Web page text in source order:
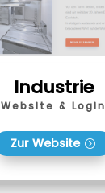
Industrie
Website & Login
Zur Website